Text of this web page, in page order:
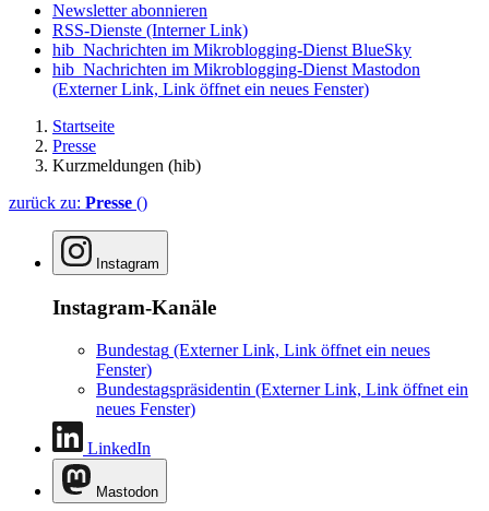
Newsletter abonnieren
RSS-Dienste (Interner Link)
hib_Nachrichten im Mikroblogging-Dienst BlueSky
hib_Nachrichten im Mikroblogging-Dienst Mastodon
(Externer Link, Link öffnet ein neues Fenster)
Startseite
Presse
Kurzmeldungen (hib)
zurück zu: Presse ()
Instagram
Instagram-Kanäle
Bundestag (Externer Link, Link öffnet ein neues
Fenster)
Bundestagspräsidentin (Externer Link, Link öffnet ein
neues Fenster)
LinkedIn
Mastodon